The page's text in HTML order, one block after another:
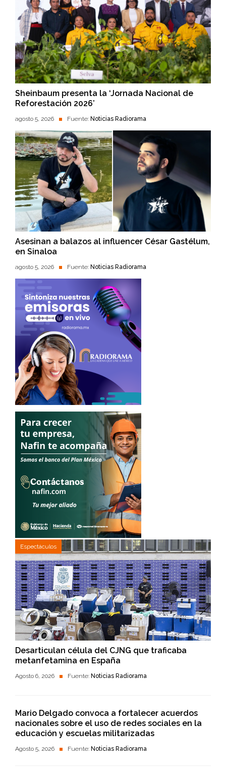
Sheinbaum presenta la ‘Jornada Nacional de
Reforestación 2026’
agosto 5, 2026 Fuente: Noticias Radiorama
Asesinan a balazos al influencer César Gastélum,
en Sinaloa
agosto 5, 2026 Fuente: Noticias Radiorama
Espectáculos
Desarticulan célula del CJNG que traficaba
metanfetamina en España
Agosto 6, 2026 Fuente: Noticias Radiorama
Mario Delgado convoca a fortalecer acuerdos
nacionales sobre el uso de redes sociales en la
educación y escuelas militarizadas
Agosto 5, 2026 Fuente: Noticias Radiorama